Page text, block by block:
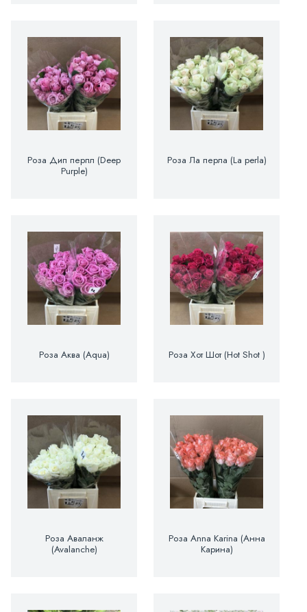
Роза Дип перпл (Deep
Purple)
Роза Ла перла (La perla)
Роза Аква (Aqua) Роза Хот Шот (Hot Shot )
Роза Аваланж
(Avalanche)
Роза Anna Karina (Анна
Карина)